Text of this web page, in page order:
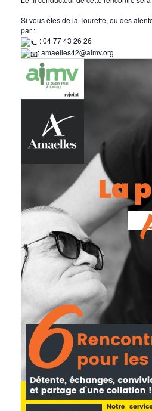
Si vous êtes de la Tourette, ou des
par :
: 04 77 43 26 26
: amaelles42@aimv.org